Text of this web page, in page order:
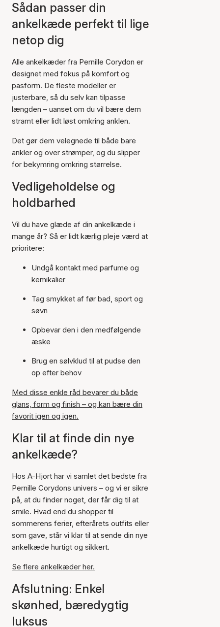
Sådan passer din
ankelkæde perfekt til lige
netop dig
Alle ankelkæder fra Pernille Corydon er
designet med fokus på komfort og
pasform. De fleste modeller er
justerbare, så du selv kan tilpasse
længden – uanset om du vil bære dem
stramt eller lidt løst omkring anklen.
Det gør dem velegnede til både bare
ankler og over strømper, og du slipper
for bekymring omkring størrelse.
Vedligeholdelse og
holdbarhed
Vil du have glæde af din ankelkæde i
mange år? Så er lidt kærlig pleje værd at
prioritere:
Undgå kontakt med parfume og
kemikalier
Tag smykket af før bad, sport og
søvn
Opbevar den i den medfølgende
æske
Brug en sølvklud til at pudse den
op efter behov
Med disse enkle råd bevarer du både
glans, form og finish – og kan bære din
favorit igen og igen.
Klar til at finde din nye
ankelkæde?
Hos A-Hjort har vi samlet det bedste fra
Pernille Corydons univers – og vi er sikre
på, at du finder noget, der får dig til at
smile. Hvad end du shopper til
sommerens ferier, efterårets outfits eller
som gave, står vi klar til at sende din nye
ankelkæde hurtigt og sikkert.
Se flere ankelkæder her.
Afslutning: Enkel
skønhed, bæredygtig
luksus